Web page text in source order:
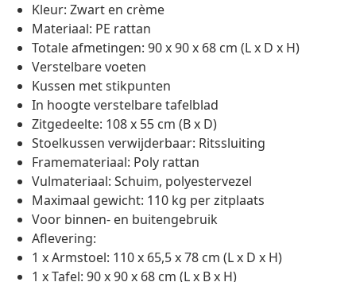
Kleur: Zwart en crème
Materiaal: PE rattan
Totale afmetingen: 90 x 90 x 68 cm (L x D x H)
Verstelbare voeten
Kussen met stikpunten
In hoogte verstelbare tafelblad
Zitgedeelte: 108 x 55 cm (B x D)
Stoelkussen verwijderbaar: Ritssluiting
Framemateriaal: Poly rattan
Vulmateriaal: Schuim, polyestervezel
Maximaal gewicht: 110 kg per zitplaats
Voor binnen- en buitengebruik
Aflevering:
1 x Armstoel: 110 x 65,5 x 78 cm (L x D x H)
1 x Tafel: 90 x 90 x 68 cm (L x B x H)